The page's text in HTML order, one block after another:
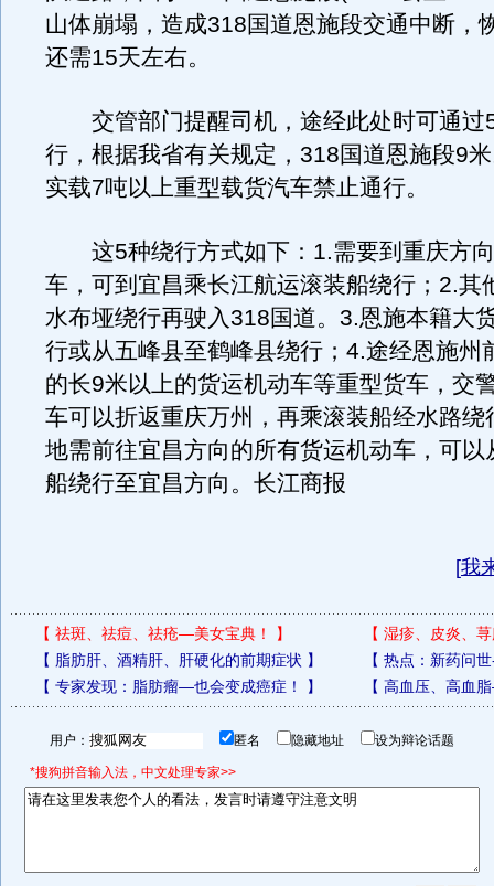
山体崩塌，造成318国道恩施段交通中断，
还需15天左右。
交管部门提醒司机，途经此处时可通过
行，根据我省有关规定，318国道恩施段9
实载7吨以上重型载货汽车禁止通行。
这5种绕行方式如下：1.需要到重庆方
车，可到宜昌乘长江航运滚装船绕行；2.其
水布垭绕行再驶入318国道。3.恩施本籍大
行或从五峰县至鹤峰县绕行；4.途经恩施州
的长9米以上的货运机动车等重型货车，交
车可以折返重庆万州，再乘滚装船经水路绕
地需前往宜昌方向的所有货运机动车，可以
船绕行至宜昌方向。长江商报
[我
【 祛斑、祛痘、祛疮—美女宝典！ 】 【 湿疹、皮炎、
【 脂肪肝、酒精肝、肝硬化的前期症状 】 【 热点：新药问
【 专家发现：脂肪瘤—也会变成癌症！ 】 【 高血压、高血
用户： 匿名 隐藏地址 设为辩论话题
*搜狗拼音输入法，中文处理专家>>